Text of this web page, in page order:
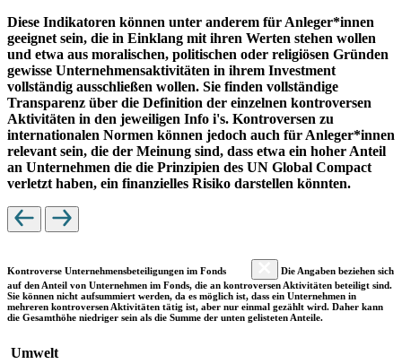
Diese Indikatoren können unter anderem für Anleger*innen
geeignet sein, die in Einklang mit ihren Werten stehen wollen
und etwa aus moralischen, politischen oder religiösen Gründen
gewisse Unternehmensaktivitäten in ihrem Investment
vollständig ausschließen wollen. Sie finden vollständige
Transparenz über die Definition der einzelnen kontroversen
Aktivitäten in den jeweiligen Info i's. Kontroversen zu
internationalen Normen können jedoch auch für Anleger*innen
relevant sein, die der Meinung sind, dass etwa ein hoher Anteil
an Unternehmen die die Prinzipien des UN Global Compact
verletzt haben, ein finanzielles Risiko darstellen könnten.
Kontroverse Unternehmensbeteiligungen im Fonds
Die Angaben beziehen sich
auf den Anteil von Unternehmen im Fonds, die an kontroversen Aktivitäten beteiligt sind.
Sie können nicht aufsummiert werden, da es möglich ist, dass ein Unternehmen in
mehreren kontroversen Aktivitäten tätig ist, aber nur einmal gezählt wird. Daher kann
die Gesamthöhe niedriger sein als die Summe der unten gelisteten Anteile.
Umwelt